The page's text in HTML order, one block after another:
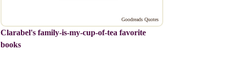
Goodreads Quotes
Clarabel's family-is-my-cup-of-tea favorite
books